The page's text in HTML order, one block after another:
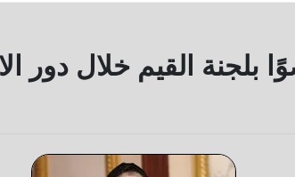
بلجنة القيم خلال دور